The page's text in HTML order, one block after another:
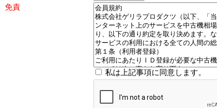
免責
私は上記事項に同意します。